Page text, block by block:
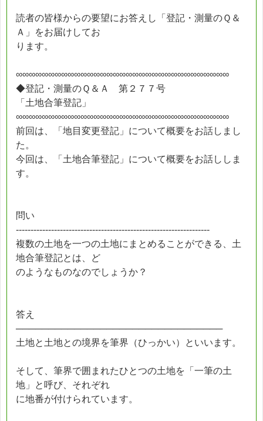
読者の皆様からの要望にお答えし「登記・測量のＱ＆
Ａ」をお届けしてお
ります。
∞∞∞∞∞∞∞∞∞∞∞∞∞∞∞∞∞∞∞∞∞∞∞∞∞∞∞∞∞∞∞∞∞
◆登記・測量のＱ＆Ａ 第２７７号
「土地合筆登記」
∞∞∞∞∞∞∞∞∞∞∞∞∞∞∞∞∞∞∞∞∞∞∞∞∞∞∞∞∞∞∞∞∞
前回は、「地目変更登記」について概要をお話しまし
た。
今回は、「土地合筆登記」について概要をお話ししま
す。
問い
------------------------------------------------------------------
複数の土地を一つの土地にまとめることができる、土
地合筆登記とは、ど
のようなものなのでしょうか？
答え
────────────────────────────────
土地と土地との境界を筆界（ひっかい）といいます。
そして、筆界で囲まれたひとつの土地を「一筆の土
地」と呼び、それぞれ
に地番が付けられています。